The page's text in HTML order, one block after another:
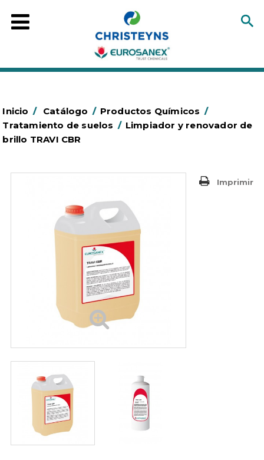
Inicio / Catálogo / Productos Químicos /
Tratamiento de suelos / Limpiador y renovador de
brillo TRAVI CBR
Imprimir